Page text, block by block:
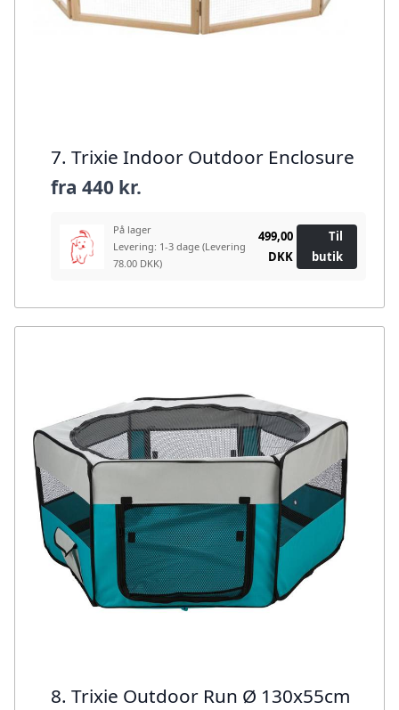
7. Trixie Indoor Outdoor Enclosure
fra 440 kr.
På lager
Levering: 1-3 dage (Levering
78.00 DKK)
499,00
DKK
Til
butik
8. Trixie Outdoor Run Ø 130x55cm